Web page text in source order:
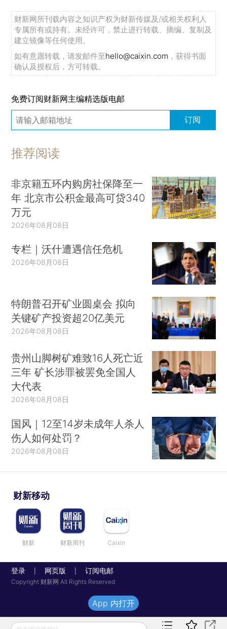
财新网所刊载内容之知识产权为财新传媒及/或相关权利人
专属所有或持有。未经许可，禁止进行转载、摘编、复制及
建立镜像等任何使用。
如有意愿转载，请发邮件至hello@caixin.com ，获得书面
确认及授权后，方可转载。
免费订阅财新网主编精选版电邮
订阅
推荐阅读
非京籍五环内购房社保降至一
年 北京市公积金最高可贷340
万元
2026年08月08日
专栏｜沃什遭遇信任危机
2026年08月08日
特朗普召开矿业圆桌会 拟向
关键矿产投资超20亿美元
2026年08月08日
贵州山脚树矿难致16人死亡近
三年 矿长涉罪被罢免全国人
大代表
2026年08月08日
国风｜12至14岁未成年人杀人
伤人如何处罚？
2026年08月08日
财新移动
财新 财新周刊 Caixin
登录 网页版 订阅电邮
Copyright 财新网 All Rights Reserved
App 内打开